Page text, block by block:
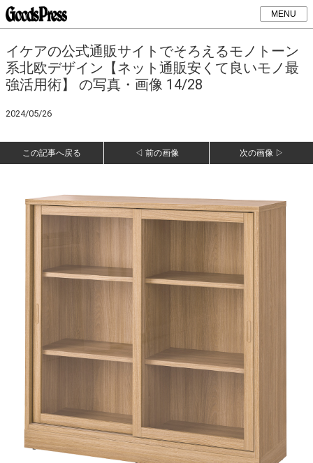
MENU
イケアの公式通販サイトでそろえるモノトーン
系北欧デザイン【ネット通販安くて良いモノ最
強活用術】 の写真・画像 14/28
2024/05/26
この記事へ戻る ◁ 前の画像 次の画像 ▷